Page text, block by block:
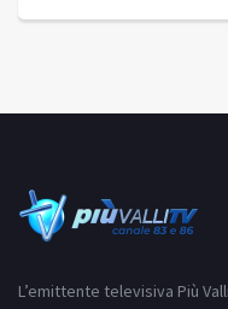
L’emittente televisiva Più